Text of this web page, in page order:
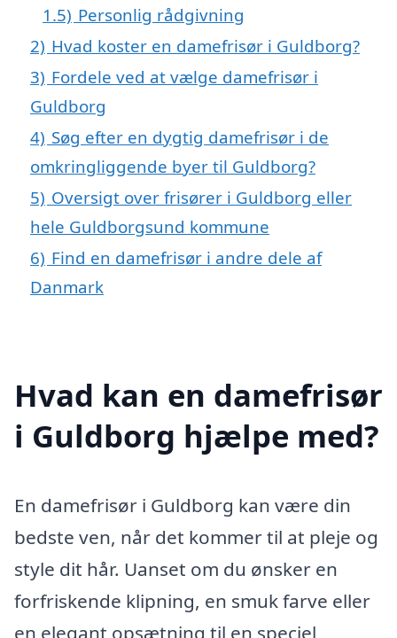
1.5) Personlig rådgivning
2) Hvad koster en damefrisør i Guldborg?
3) Fordele ved at vælge damefrisør i
Guldborg
4) Søg efter en dygtig damefrisør i de
omkringliggende byer til Guldborg?
5) Oversigt over frisører i Guldborg eller
hele Guldborgsund kommune
6) Find en damefrisør i andre dele af
Danmark
Hvad kan en damefrisør
i Guldborg hjælpe med?
En damefrisør i Guldborg kan være din
bedste ven, når det kommer til at pleje og
style dit hår. Uanset om du ønsker en
forfriskende klipning, en smuk farve eller
en elegant opsætning til en speciel